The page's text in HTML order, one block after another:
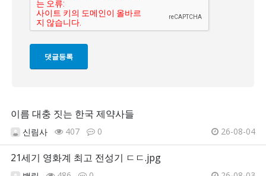
이름 대충 짓는 한국 제약사들
신림사 407 0 26-08-04
21세기 영화계 최고 전성기 ㄷㄷ.jpg